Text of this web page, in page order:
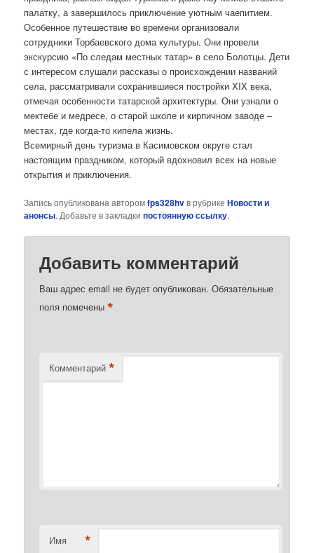
палатку, а завершилось приключение уютным чаепитием.
Особенное путешествие во времени организовали
сотрудники Торбаевского дома культуры. Они провели
экскурсию «По следам местных татар» в село Болотцы. Дети
с интересом слушали рассказы о происхождении названий
села, рассматривали сохранившиеся постройки XIX века,
отмечая особенности татарской архитектуры. Они узнали о
мектебе и медресе, о старой школе и кирпичном заводе –
местах, где когда-то кипела жизнь.
Всемирный день туризма в Касимовском округе стал
настоящим праздником, который вдохновил всех на новые
открытия и приключения.
Запись опубликована авторомfps328hvв рубрикеНовости и
анонсы. Добавьте в закладкипостоянную ссылку.
Добавить комментарий
Ваш адрес email не будет опубликован. Обязательные
поля помечены*
Комментарий *
Имя *